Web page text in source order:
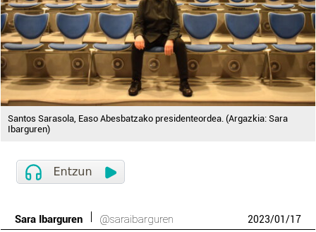
Santos Sarasola, Easo Abesbatzako presidenteordea. (Argazkia: Sara
Ibarguren)
Sara Ibarguren @saraibarguren 2023/01/17